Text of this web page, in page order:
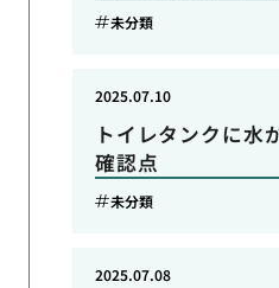
未分類
トイレタンクに水
確認点
2025.07.10
未分類
2025.07.08